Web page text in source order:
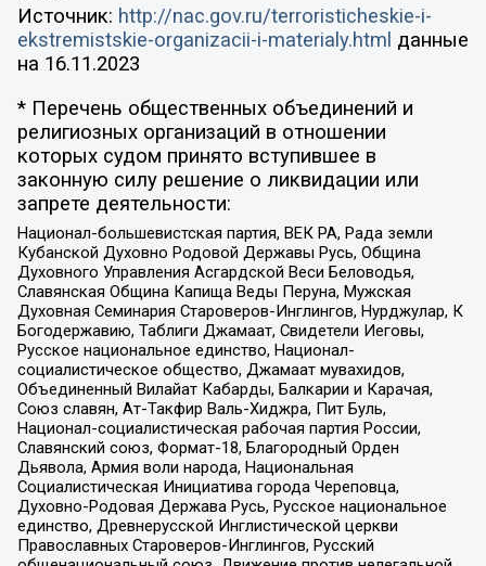
Источник: http://nac.gov.ru/terroristicheskie-i-
ekstremistskie-organizacii-i-materialy.html данные
на 16.11.2023
* Перечень общественных объединений и
религиозных организаций в отношении
которых судом принято вступившее в
законную силу решение о ликвидации или
запрете деятельности:
Национал-большевистская партия, ВЕК РА, Рада земли
Кубанской Духовно Родовой Державы Русь, Община
Духовного Управления Асгардской Веси Беловодья,
Славянская Община Капища Веды Перуна, Мужская
Духовная Семинария Староверов-Инглингов, Нурджулар, К
Богодержавию, Таблиги Джамаат, Свидетели Иеговы,
Русское национальное единство, Национал-
социалистическое общество, Джамаат мувахидов,
Объединенный Вилайат Кабарды, Балкарии и Карачая,
Союз славян, Ат-Такфир Валь-Хиджра, Пит Буль,
Национал-социалистическая рабочая партия России,
Славянский союз, Формат-18, Благородный Орден
Дьявола, Армия воли народа, Национальная
Социалистическая Инициатива города Череповца,
Духовно-Родовая Держава Русь, Русское национальное
единство, Древнерусской Инглистической церкви
Православных Староверов-Инглингов, Русский